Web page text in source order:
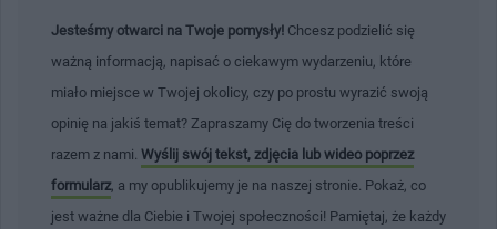
Jesteśmy otwarci na Twoje pomysły! Chcesz podzielić się
ważną informacją, napisać o ciekawym wydarzeniu, które
miało miejsce w Twojej okolicy, czy po prostu wyrazić swoją
opinię na jakiś temat? Zapraszamy Cię do tworzenia treści
razem z nami. Wyślij swój tekst, zdjęcia lub wideo poprzez
formularz , a my opublikujemy je na naszej stronie. Pokaż, co
jest ważne dla Ciebie i Twojej społeczności! Pamiętaj, że każdy